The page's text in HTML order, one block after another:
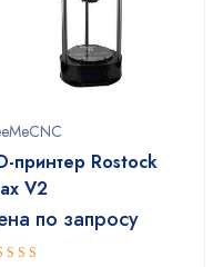
принтер Rostock
V2
по запросу